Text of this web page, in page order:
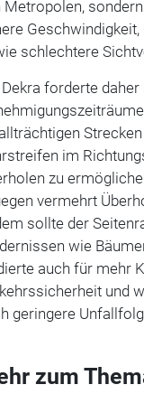
Metropolen,
schlechtere
Dekra forderte
im
zu
vermehrt
sollte der
wie
auch für mehr
und
geringere
zum